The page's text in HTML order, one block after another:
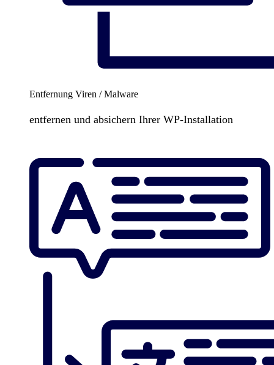
Entfernung Viren / Malware
entfernen und absichern Ihrer WP-Installation